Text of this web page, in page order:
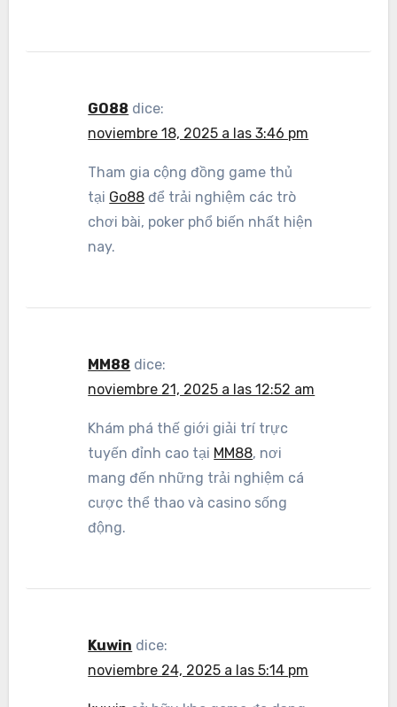
GO88 dice:
noviembre 18, 2025 a las 3:46 pm
Tham gia cộng đồng game thủ
tại Go88 để trải nghiệm các trò
chơi bài, poker phổ biến nhất hiện
nay.
MM88 dice:
noviembre 21, 2025 a las 12:52 am
Khám phá thế giới giải trí trực
tuyến đỉnh cao tại MM88, nơi
mang đến những trải nghiệm cá
cược thể thao và casino sống
động.
Kuwin dice:
noviembre 24, 2025 a las 5:14 pm